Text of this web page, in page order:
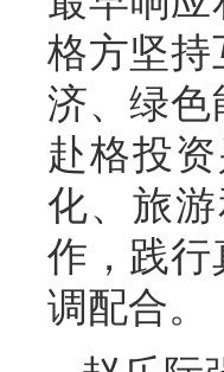
格方坚持
济、绿色
赴格投
化、旅
作，践行
调配合。